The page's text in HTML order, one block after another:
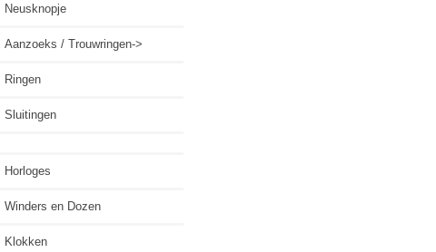
Neusknopje
Aanzoeks / Trouwringen->
Ringen
Sluitingen
Horloges
Winders en Dozen
Klokken